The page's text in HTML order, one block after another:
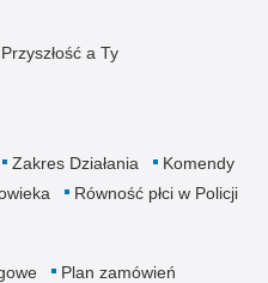
Przyszłość a Ty
Zakres Działania
Komendy
Równość płci w Policji
Plan zamówień